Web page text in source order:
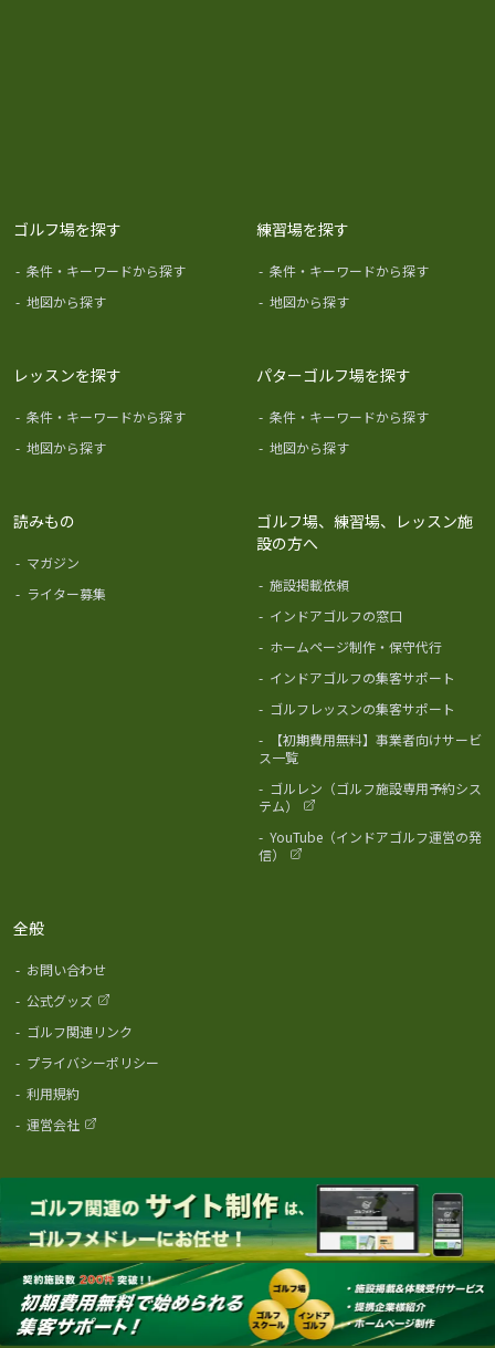
ゴルフ場を探す
- 条件・キーワードから探す
- 地図から探す
練習場を探す
- 条件・キーワードから探す
- 地図から探す
レッスンを探す
- 条件・キーワードから探す
- 地図から探す
パターゴルフ場を探す
- 条件・キーワードから探す
- 地図から探す
読みもの
- マガジン
- ライター募集
ゴルフ場、練習場、レッスン施
設の方へ
- 施設掲載依頼
- インドアゴルフの窓口
- ホームページ制作・保守代行
- インドアゴルフの集客サポート
- ゴルフレッスンの集客サポート
-
【初期費用無料】事業者向けサービ
ス一覧
- ゴルレン（ゴルフ施設専用予約シス
テム）
- YouTube（インドアゴルフ運営の発
信）
全般
- お問い合わせ
- 公式グッズ
- ゴルフ関連リンク
- プライバシーポリシー
- 利用規約
- 運営会社